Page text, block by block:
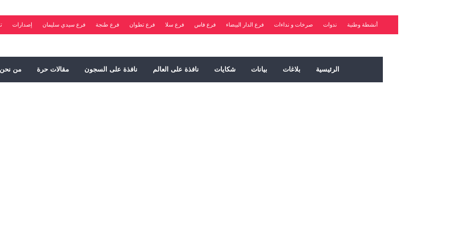
أنشطة وطنية ندوات صرخات و نداءات فرع الدار البيضاء فرع فاس فرع سلا فرع تطوان فرع طنجة فرع سيدي سليمان إصدارات
الرئيسية بلاغات بيانات شكايات نافذة على العالم نافذة على السجون مقالات حرة من نحن